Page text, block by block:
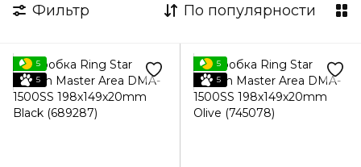
Фильтр По популярности
5
5
5
5